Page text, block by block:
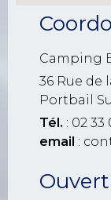
Camping
36 Rue de
Portbail
Tél. : 02 33
email :